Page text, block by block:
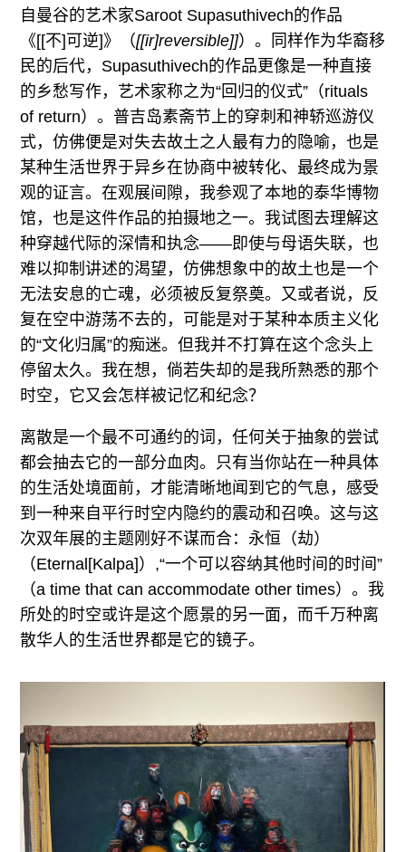
自曼谷的艺术家Saroot Supasuthivech的作品
《[[不]可逆]》（[[ir]reversible]]）。同样作为华裔移
民的后代，Supasuthivech的作品更像是一种直接
的乡愁写作，艺术家称之为“回归的仪式”（rituals
of return）。普吉岛素斋节上的穿刺和神轿巡游仪
式，仿佛便是对失去故土之人最有力的隐喻，也是
某种生活世界于异乡在协商中被转化、最终成为景
观的证言。在观展间隙，我参观了本地的泰华博物
馆，也是这件作品的拍摄地之一。我试图去理解这
种穿越代际的深情和执念——即使与母语失联，也
难以抑制讲述的渴望，仿佛想象中的故土也是一个
无法安息的亡魂，必须被反复祭奠。又或者说，反
复在空中游荡不去的，可能是对于某种本质主义化
的“文化归属”的痴迷。但我并不打算在这个念头上
停留太久。我在想，倘若失却的是我所熟悉的那个
时空，它又会怎样被记忆和纪念？
离散是一个最不可通约的词，任何关于抽象的尝试
都会抽去它的一部分血肉。只有当你站在一种具体
的生活处境面前，才能清晰地闻到它的气息，感受
到一种来自平行时空内隐约的震动和召唤。这与这
次双年展的主题刚好不谋而合：永恒（劫）
（Eternal[Kalpa]）,“一个可以容纳其他时间的时间”
（a time that can accommodate other times）。我
所处的时空或许是这个愿景的另一面，而千万种离
散华人的生活世界都是它的镜子。